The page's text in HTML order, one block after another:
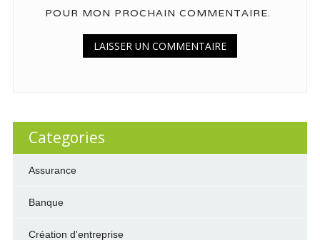
POUR MON PROCHAIN COMMENTAIRE.
Categories
Assurance
Banque
Création d'entreprise